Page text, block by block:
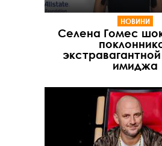
НОВИНИ
Селена Гомес
имиджа